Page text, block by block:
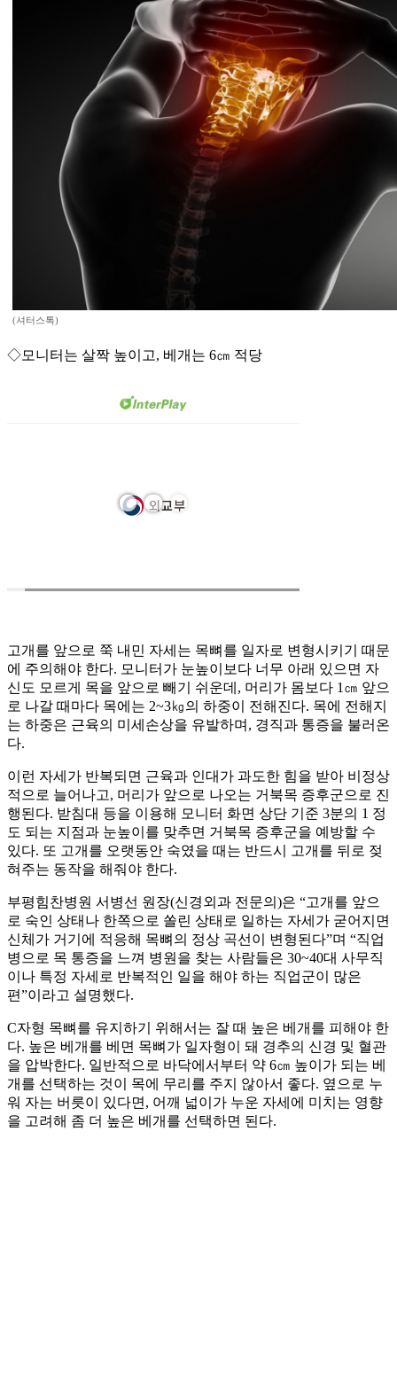
(셔터스톡)
◇모니터는 살짝 높이고, 베개는 6㎝ 적당
고개를 앞으로 쭉 내민 자세는 목뼈를 일자로 변형시키기 때문
에 주의해야 한다. 모니터가 눈높이보다 너무 아래 있으면 자
신도 모르게 목을 앞으로 빼기 쉬운데, 머리가 몸보다 1㎝ 앞으
로 나갈 때마다 목에는 2~3㎏의 하중이 전해진다. 목에 전해지
는 하중은 근육의 미세손상을 유발하며, 경직과 통증을 불러온
다.
이런 자세가 반복되면 근육과 인대가 과도한 힘을 받아 비정상
적으로 늘어나고, 머리가 앞으로 나오는 거북목 증후군으로 진
행된다. 받침대 등을 이용해 모니터 화면 상단 기준 3분의 1 정
도 되는 지점과 눈높이를 맞추면 거북목 증후군을 예방할 수
있다. 또 고개를 오랫동안 숙였을 때는 반드시 고개를 뒤로 젖
혀주는 동작을 해줘야 한다.
부평힘찬병원 서병선 원장(신경외과 전문의)은 “고개를 앞으
로 숙인 상태나 한쪽으로 쏠린 상태로 일하는 자세가 굳어지면
신체가 거기에 적응해 목뼈의 정상 곡선이 변형된다”며 “직업
병으로 목 통증을 느껴 병원을 찾는 사람들은 30~40대 사무직
이나 특정 자세로 반복적인 일을 해야 하는 직업군이 많은
편”이라고 설명했다.
C자형 목뼈를 유지하기 위해서는 잘 때 높은 베개를 피해야 한
다. 높은 베개를 베면 목뼈가 일자형이 돼 경추의 신경 및 혈관
을 압박한다. 일반적으로 바닥에서부터 약 6㎝ 높이가 되는 베
개를 선택하는 것이 목에 무리를 주지 않아서 좋다. 옆으로 누
워 자는 버릇이 있다면, 어깨 넓이가 누운 자세에 미치는 영향
을 고려해 좀 더 높은 베개를 선택하면 된다.